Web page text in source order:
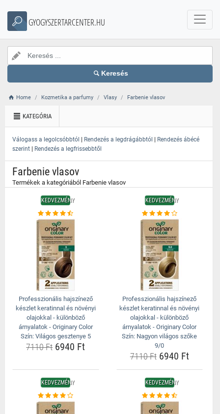
GYOGYSZERTARCENTER.HU
Keresés
Home Kozmetika a parfumy Vlasy Farbenie vlasov
KATEGÓRIA
Válogass a legolcsóbbtól | Rendezés a legdrágábbtól | Rendezés ábécé
szerint | Rendezés a legfrissebbtől
Farbenie vlasov
Termékek a kategóriából Farbenie vlasov
KEDVEZMÉNY
Professzionális hajszínező
készlet keratinnal és növényi
olajokkal - különböző
árnyalatok - Originary Color
Szín: Világos gesztenye 5
7110 Ft6940 Ft
KEDVEZMÉNY
Professzionális hajszínező
készlet keratinnal és növényi
olajokkal - különböző
árnyalatok - Originary Color
Szín: Nagyon világos szőke
9/0
7110 Ft6940 Ft
KEDVEZMÉNY KEDVEZMÉNY